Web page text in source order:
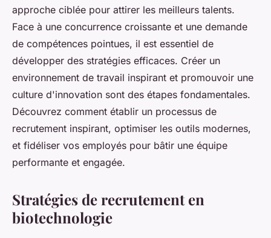
approche ciblée pour attirer les meilleurs talents.
Face à une concurrence croissante et une demande
de compétences pointues, il est essentiel de
développer des stratégies efficaces. Créer un
environnement de travail inspirant et promouvoir une
culture d'innovation sont des étapes fondamentales.
Découvrez comment établir un processus de
recrutement inspirant, optimiser les outils modernes,
et fidéliser vos employés pour bâtir une équipe
performante et engagée.
Stratégies de recrutement en
biotechnologie